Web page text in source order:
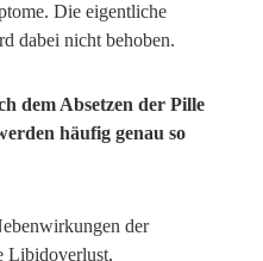
Die eigentliche
dabei nicht behoben.
dem Absetzen der Pille
häufig genau so
der
Libidoverlust,